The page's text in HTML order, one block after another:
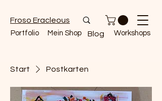
Froso Eracleous
Portfolio Mein Shop Blog Workshops
Start Postkarten